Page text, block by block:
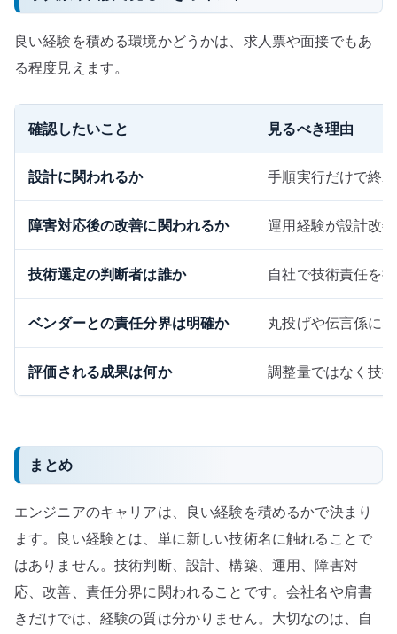
良い経験を積める環境かどうかは、求人票や面接でもあ
る程度見えます。
確認したいこと 見るべき理由
設計に関われるか 手順実行だけで終
障害対応後の改善に関われるか 運用経験が設計改
技術選定の判断者は誰か 自社で技術責任を
ベンダーとの責任分界は明確か 丸投げや伝言係に
評価される成果は何か 調整量ではなく技
まとめ
エンジニアのキャリアは、良い経験を積めるかで決まり
ます。良い経験とは、単に新しい技術名に触れることで
はありません。技術判断、設計、構築、運用、障害対
応、改善、責任分界に関われることです。会社名や肩書
きだけでは、経験の質は分かりません。大切なのは、自